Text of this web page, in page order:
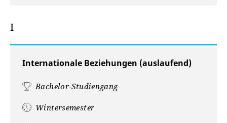
I
Internationale Beziehungen (auslaufend)
Bachelor-Studiengang
Wintersemester